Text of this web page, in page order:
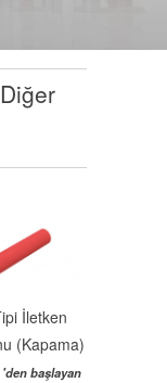
İletken
(Kapama)
'den başlayan